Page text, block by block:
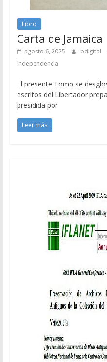
Libro
Carta de Jamaica
agosto 6, 2025 bdigital
Independencia
El presente Tomo se
escritos del Libertador
presidida por
Leer más